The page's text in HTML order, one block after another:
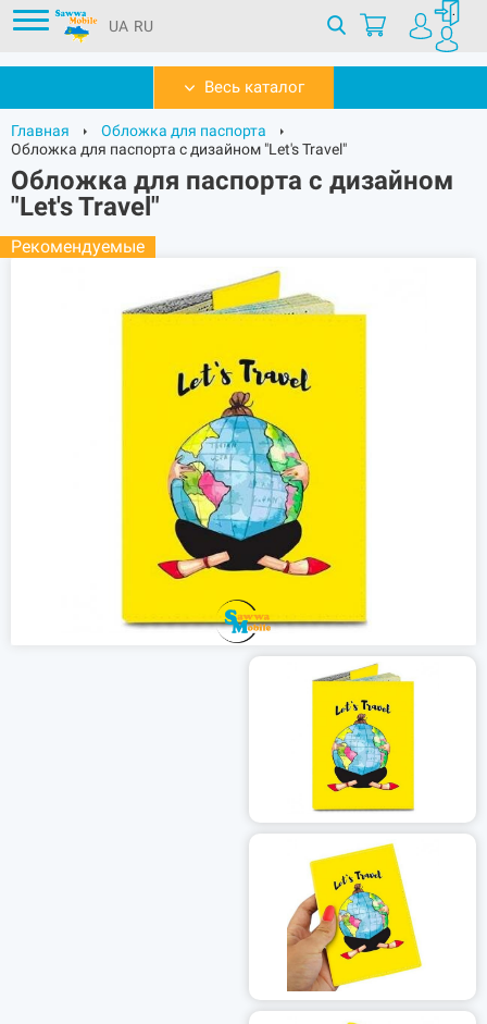
UA RU
Весь каталог
Главная
Обложка для паспорта
Обложка для паспорта с дизайном "Let's Travel"
Обложка для паспорта с дизайном
"Let's Travel"
Рекомендуемые